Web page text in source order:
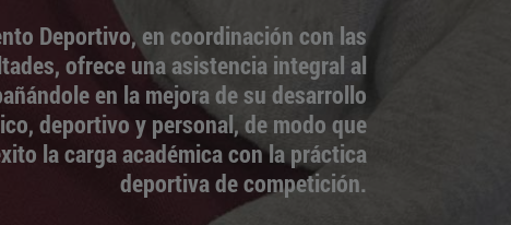
Deportivo, en coordinación con las
ofrece una asistencia integral al
en la mejora de su desarrollo
deportivo y personal, de modo que
la carga académica con la práctica
deportiva de competición.